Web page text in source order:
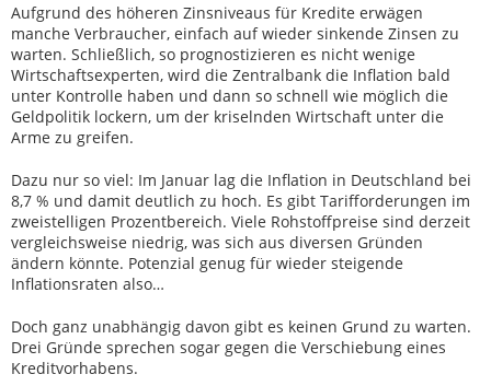
Aufgrund des höheren Zinsniveaus für Kredite erwägen
manche Verbraucher, einfach auf wieder sinkende Zinsen zu
warten. Schließlich, so prognostizieren es nicht wenige
Wirtschaftsexperten, wird die Zentralbank die Inflation bald
unter Kontrolle haben und dann so schnell wie möglich die
Geldpolitik lockern, um der kriselnden Wirtschaft unter die
Arme zu greifen.
Dazu nur so viel: Im Januar lag die Inflation in Deutschland bei
8,7 % und damit deutlich zu hoch. Es gibt Tarifforderungen im
zweistelligen Prozentbereich. Viele Rohstoffpreise sind derzeit
vergleichsweise niedrig, was sich aus diversen Gründen
ändern könnte. Potenzial genug für wieder steigende
Inflationsraten also…
Doch ganz unabhängig davon gibt es keinen Grund zu warten.
Drei Gründe sprechen sogar gegen die Verschiebung eines
Kreditvorhabens.